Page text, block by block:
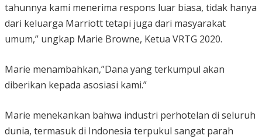
tahunnya kami menerima respons luar biasa, tidak hanya
dari keluarga Marriott tetapi juga dari masyarakat
umum,” ungkap Marie Browne, Ketua VRTG 2020.
Marie menambahkan,”Dana yang terkumpul akan
diberikan kepada asosiasi kami.”
Marie menekankan bahwa industri perhotelan di seluruh
dunia, termasuk di Indonesia terpukul sangat parah